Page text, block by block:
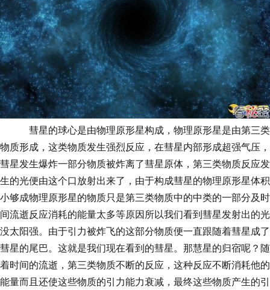
彗星的球心是由物理原形星构成，物理原形星是由第三类
物质形成，这类物质发生强烈反应，在彗星内部形成超强气压，
彗星发生爆炸一部分物质被炸离了彗星原体，第三类物质反应发
生的光便由这个口放射出来了，由于构成彗星的物理原形星体积
小够成物理原形星的物质只是第三类物质中的中类的一部分及时
间流逝反应消耗的能量太多等原因所以我们看到彗星发射出的光
没太阳强。由于引力被炸飞的这部分物质便一直跟随着彗星成了
彗星的尾巴。这就是我们现在看到的彗星。那慧星的归宿呢？随
着时间的流逝，第三类物质不断的反应，这种反应不断消耗他的
能量而且还使这些物质的引力能力衰减，最终这些物质产生的引